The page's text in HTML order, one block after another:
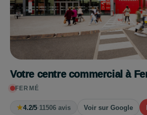
Votre centre commercial à
FERMÉ
★4.2/5· 11506 avis Voir sur Google